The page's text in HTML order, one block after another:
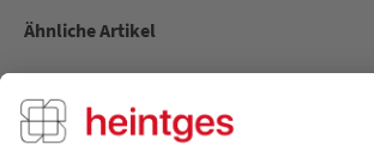
Ähnliche Artikel
Kunden haben sich ebenfalls angesehen